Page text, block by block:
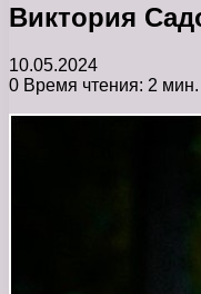
Виктория
10.05.2024
0 Время чтения: 2 мин.